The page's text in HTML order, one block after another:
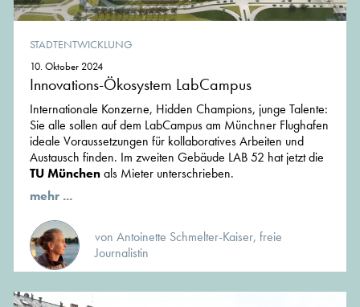
STADTENTWICKLUNG
10. Oktober 2024
Innovations-Ökosystem LabCampus
Internationale Konzerne, Hidden Champions, junge Talente:
Sie alle sollen auf dem LabCampus am Münchner Flughafen
ideale Voraussetzungen für kollaboratives Arbeiten und
Austausch finden. Im zweiten Gebäude LAB 52 hat jetzt die
TU Münchenals Mieter unterschrieben.
mehr ...
von Antoinette Schmelter-Kaiser, freie
Journalistin